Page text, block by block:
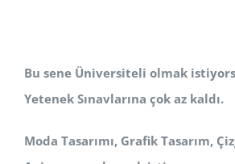
Bu sene Üniversiteli olmak
Yetenek Sınavlarına çok az kaldı.
Moda Tasarımı, Grafik Tasarım,